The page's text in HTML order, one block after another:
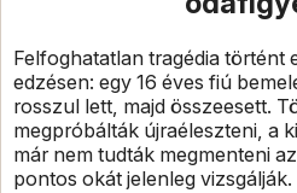
Felfoghatatlan tragédia történt
edzésen: egy 16 éves fiú
rosszul lett, majd összeesett.
megpróbálták újraéleszteni, a
már nem tudták megmenteni
pontos okát jelenleg vizsgálják.